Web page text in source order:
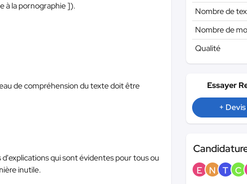
à la pornographie ]).
de compréhension du texte doit être
qui sont évidentes pour tous ou
inutile.
Nombre de
Nombre de
Qualité
Essayer
+
E N T C